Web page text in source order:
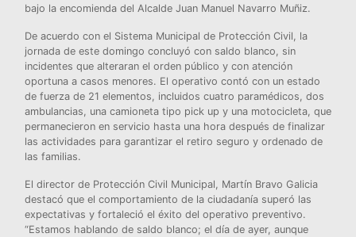
bajo la encomienda del Alcalde Juan Manuel Navarro Muñiz.
De acuerdo con el Sistema Municipal de Protección Civil, la
jornada de este domingo concluyó con saldo blanco, sin
incidentes que alteraran el orden público y con atención
oportuna a casos menores. El operativo contó con un estado
de fuerza de 21 elementos, incluidos cuatro paramédicos, dos
ambulancias, una camioneta tipo pick up y una motocicleta, que
permanecieron en servicio hasta una hora después de finalizar
las actividades para garantizar el retiro seguro y ordenado de
las familias.
El director de Protección Civil Municipal, Martín Bravo Galicia
destacó que el comportamiento de la ciudadanía superó las
expectativas y fortaleció el éxito del operativo preventivo.
“Estamos hablando de saldo blanco; el día de ayer, aunque